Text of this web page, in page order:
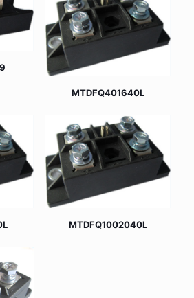
MTDFQ401640L
MTDFQ1002040L